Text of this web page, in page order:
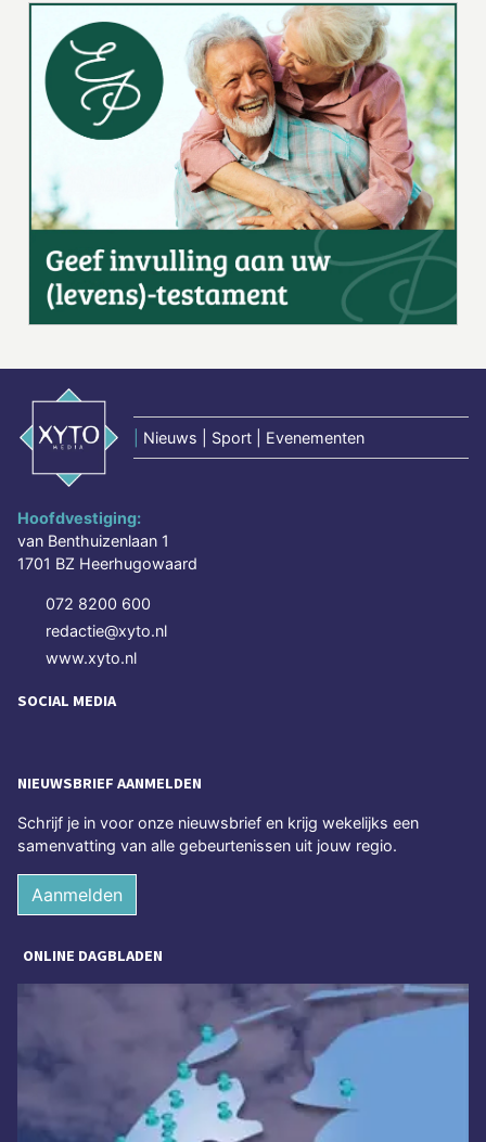
Nieuws | Sport | Evenementen
Hoofdvestiging:
van Benthuizenlaan 1
1701 BZ Heerhugowaard
072 8200 600
redactie@xyto.nl
www.xyto.nl
SOCIAL MEDIA
NIEUWSBRIEF AANMELDEN
Schrijf je in voor onze nieuwsbrief en krijg wekelijks een
samenvatting van alle gebeurtenissen uit jouw regio.
Aanmelden
ONLINE DAGBLADEN